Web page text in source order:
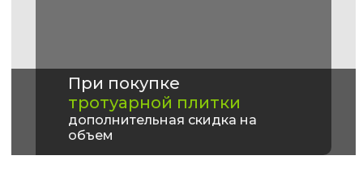
При покупке
тротуарной плитки
дополнительная скидка на
объем